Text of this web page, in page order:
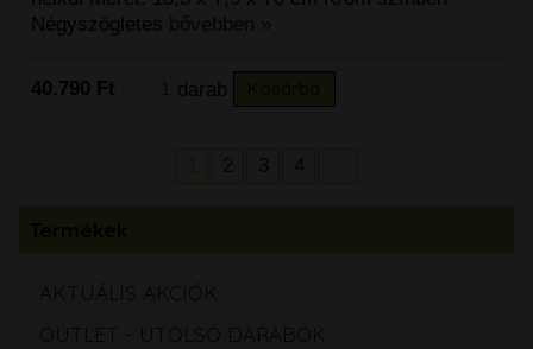
Négyszögletes bővebben »
40.790 Ft darab
2 3 4
AKTUÁLIS AKCIÓK
OUTLET - UTOLSÓ DARABOK